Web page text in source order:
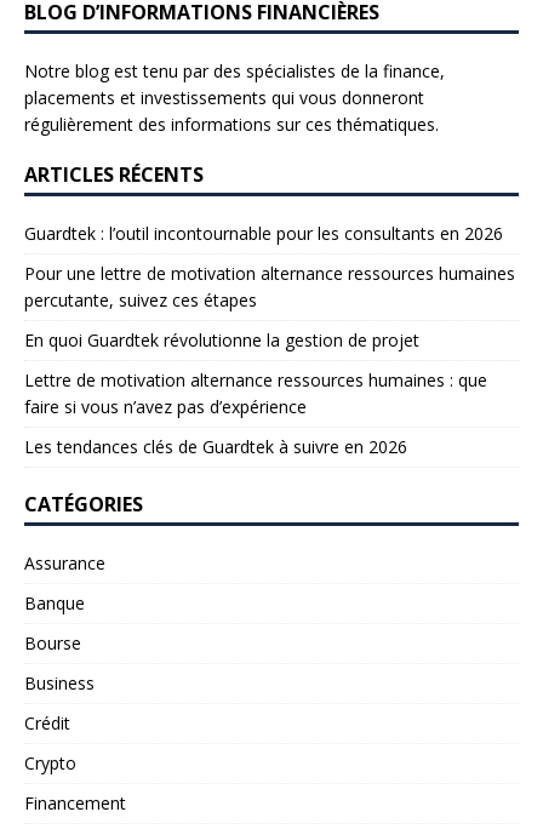
BLOG D’INFORMATIONS FINANCIÈRES
Notre blog est tenu par des spécialistes de la finance,
placements et investissements qui vous donneront
régulièrement des informations sur ces thématiques.
ARTICLES RÉCENTS
Guardtek : l’outil incontournable pour les consultants en 2026
Pour une lettre de motivation alternance ressources humaines
percutante, suivez ces étapes
En quoi Guardtek révolutionne la gestion de projet
Lettre de motivation alternance ressources humaines : que
faire si vous n’avez pas d’expérience
Les tendances clés de Guardtek à suivre en 2026
CATÉGORIES
Assurance
Banque
Bourse
Business
Crédit
Crypto
Financement